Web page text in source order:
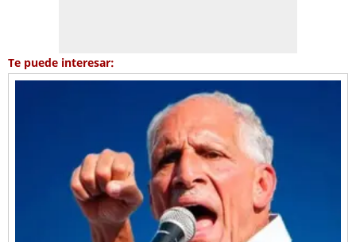
Te puede interesar: